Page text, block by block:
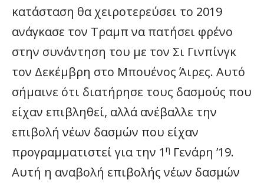
κατάσταση θα χειροτερεύσει το 2019
ανάγκασε τον Τραμπ να πατήσει φρένο
στην συνάντηση του με τον Σι Γινπίνγκ
τον Δεκέμβρη στο Μπουένος Άιρες. Αυτό
σήμαινε ότι διατήρησε τους δασμούς που
είχαν επιβληθεί, αλλά ανέβαλλε την
επιβολή νέων δασμών που είχαν
προγραμματιστεί για την 1 η Γενάρη ’19.
Αυτή η αναβολή επιβολής νέων δασμών